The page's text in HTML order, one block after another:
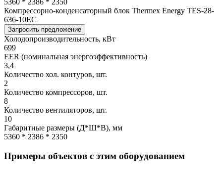
5360 * 2386 * 2350
Компрессорно-конденсаторный блок Thermex Energy TES-28-
636-10EC
Запросить предложение
Холодопроизводительность, кВт
699
EER (номинальная энергоэффективность)
3,4
Количество хол. контуров, шт.
2
Количество компрессоров, шт.
8
Количество вентиляторов, шт.
10
Габаритные размеры (Д*Ш*В), мм
5360 * 2386 * 2350
Примеры объектов с этим оборудованием